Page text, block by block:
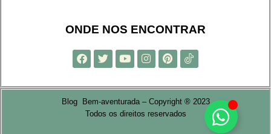
ONDE NOS ENCONTRAR
Blog Bem-aventurada – Copyright ® 2023
Todos os direitos reservados